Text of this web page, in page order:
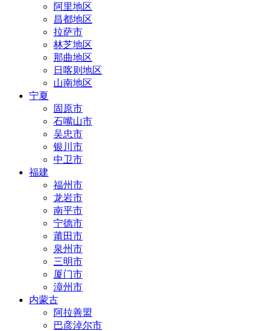
阿里地区
昌都地区
拉萨市
林芝地区
那曲地区
日喀则地区
山南地区
宁夏
固原市
石嘴山市
吴忠市
银川市
中卫市
福建
福州市
龙岩市
南平市
宁德市
莆田市
泉州市
三明市
厦门市
漳州市
内蒙古
阿拉善盟
巴彦淖尔市